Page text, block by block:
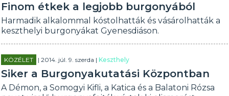
Finom étkek a legjobb burgonyából
Harmadik alkalommal kóstolhatták és vásárolhatták a
keszthelyi burgonyákat Gyenesdiáson.
KÖZÉLET | 2014. júl. 9. szerda |Keszthely
Siker a Burgonyakutatási Központban
A Démon, a Somogyi Kifli, a Katica és a Balatoni Rózsa